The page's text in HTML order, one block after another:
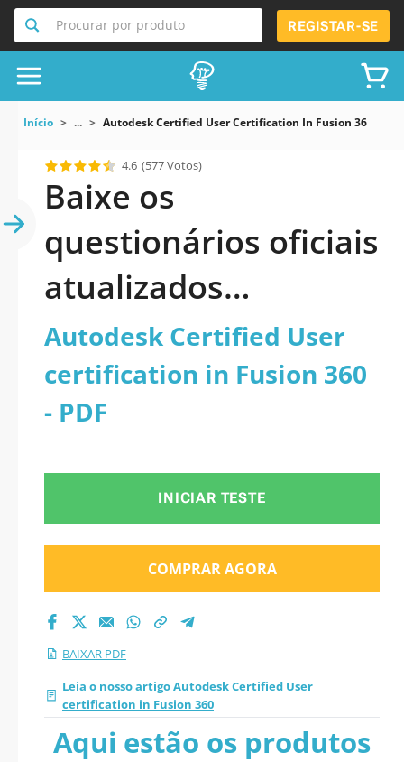
Procurar por produto REGISTAR-SE
Início ... Autodesk Certified User Certification In Fusion 360
4.6 (577 Votos)
Baixe os
questionários oficiais
atualizados
Autodesk Certified
User certification in
Fusion 360 2026 PDF
Autodesk Certified User
certification in Fusion 360
- PDF
INICIAR TESTE
COMPRAR AGORA
BAIXAR PDF
Leia o nosso artigo Autodesk Certified User
certification in Fusion 360
Aqui estão os produtos